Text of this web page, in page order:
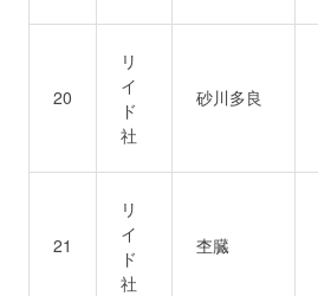
20
リ
イ
ド
社
砂川多良
21
リ
イ
ド
社
杢臓